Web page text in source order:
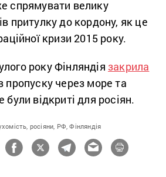
спрямувати велику
притулку до кордону, як це
кризи 2015 року.
року Фінляндіязакрила
пропуску через море та
відкриті для росіян.
росіяни, РФ, Фінляндія